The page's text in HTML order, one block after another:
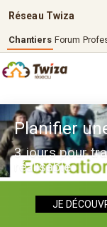
Réseau Twiza
Chantiers Forum
Planifier
3 jours pour
réalisable
JE